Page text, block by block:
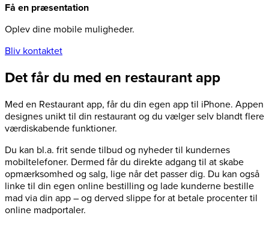
Få en præsentation
Oplev dine mobile muligheder.
Bliv kontaktet
Det får du med en restaurant app
Med en Restaurant app, får du din egen app til iPhone. Appen
designes unikt til din restaurant og du vælger selv blandt flere
værdiskabende funktioner.
Du kan bl.a. frit sende tilbud og nyheder til kundernes
mobiltelefoner. Dermed får du direkte adgang til at skabe
opmærksomhed og salg, lige når det passer dig. Du kan også
linke til din egen online bestilling og lade kunderne bestille
mad via din app – og derved slippe for at betale procenter til
online madportaler.